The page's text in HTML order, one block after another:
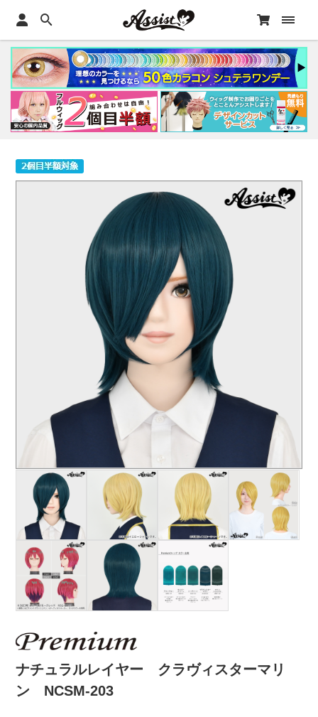
ナチュラルレイヤー クラヴィスターマリ
ン NCSM-203